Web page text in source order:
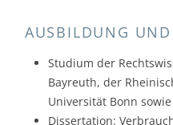
AUSBILDUNG UND
Studium der
Bayreuth, der
Universität Bonn
Dissertation: